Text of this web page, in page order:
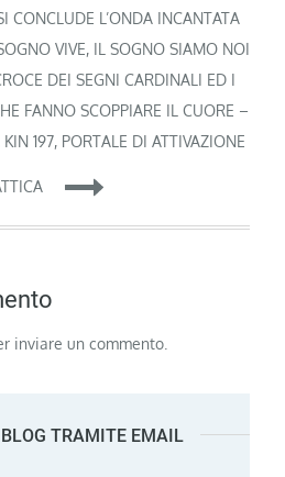
CONCLUDE L’ONDA INCANTATA
VIVE, IL SOGNO SIAMO NOI
DEI SEGNI CARDINALI ED I
FANNO SCOPPIARE IL CUORE –
197, PORTALE DI ATTIVAZIONE
inviare un commento.
TRAMITE EMAIL